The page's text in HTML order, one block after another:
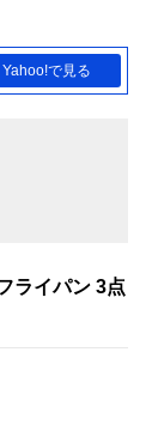
Yahoo!で見る
ライパン 3点